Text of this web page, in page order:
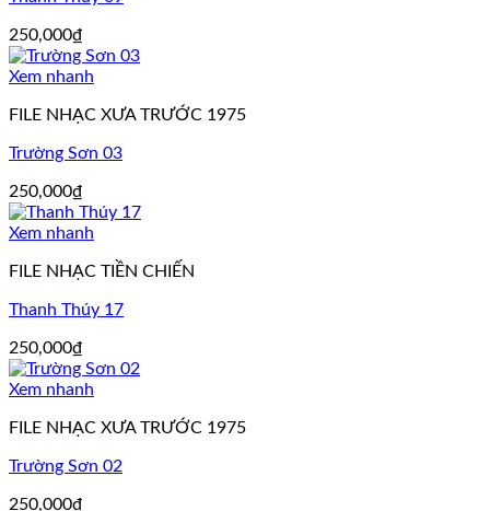
250,000₫
Xem nhanh
FILE NHẠC XƯA TRƯỚC 1975
Trường Sơn 03
250,000₫
Xem nhanh
FILE NHẠC TIỀN CHIẾN
Thanh Thúy 17
250,000₫
Xem nhanh
FILE NHẠC XƯA TRƯỚC 1975
Trường Sơn 02
250,000₫